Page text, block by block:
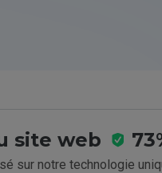
site web
sur notre technologie